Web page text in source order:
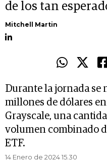
de los tan
Mitchell Martin
Durante la jornada se
millones de dólares
Grayscale, una
volumen combinado
ETF.
14 Enero de 2024 15.30